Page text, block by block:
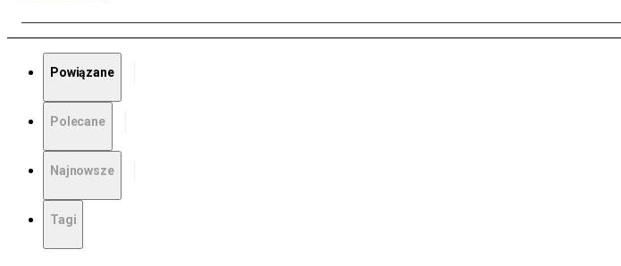
Powiązane
Polecane
Najnowsze
Tagi